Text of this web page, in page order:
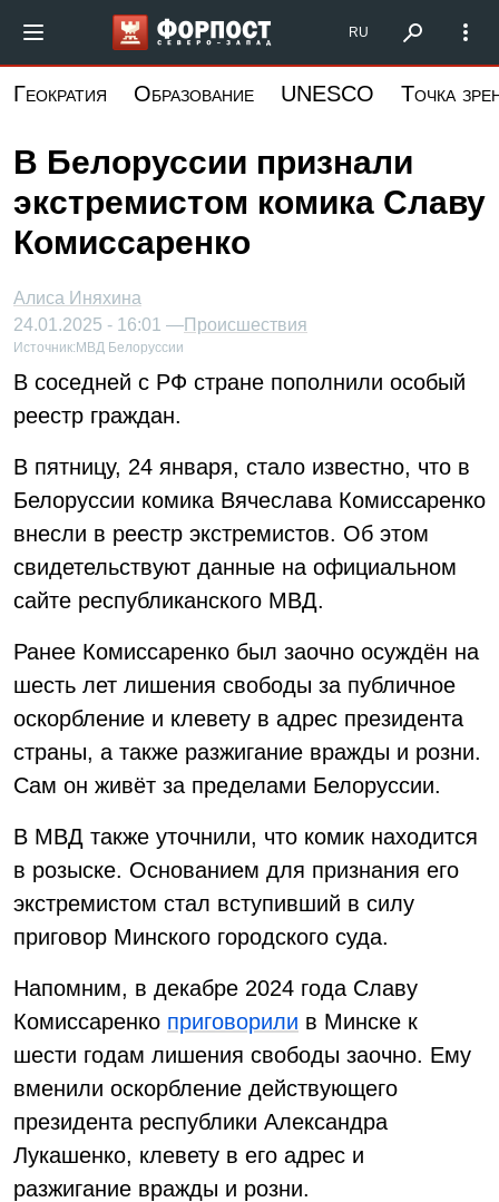
основному
Форпост Северо-Запад
RU
Геократия Образование UNESCO Точка
В Белоруссии признали
экстремистом комика Славу
Комиссаренко
Алиса Иняхина
24.01.2025 - 16:01 —Происшествия
Источник: МВД Белоруссии
В соседней с РФ стране пополнили особый
реестр граждан.
В пятницу, 24 января, стало известно, что в
Белоруссии комика Вячеслава Комиссаренко
внесли в реестр экстремистов. Об этом
свидетельствуют данные на официальном
сайте республиканского МВД.
Ранее Комиссаренко был заочно осуждён на
шесть лет лишения свободы за публичное
оскорбление и клевету в адрес президента
страны, а также разжигание вражды и розни.
Сам он живёт за пределами Белоруссии.
В МВД также уточнили, что комик находится
в розыске. Основанием для признания его
экстремистом стал вступивший в силу
приговор Минского городского суда.
Напомним, в декабре 2024 года Славу
Комиссаренко приговорили в Минске к
шести годам лишения свободы заочно. Ему
вменили оскорбление действующего
президента республики Александра
Лукашенко, клевету в его адрес и
разжигание вражды и розни.